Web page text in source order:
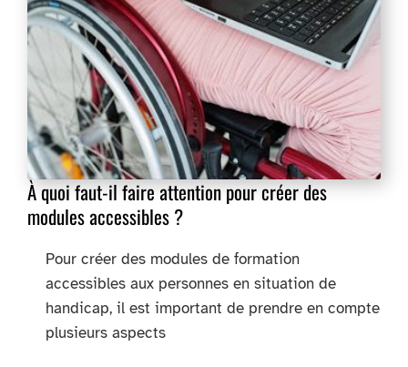
À quoi faut-il faire attention pour créer des
modules accessibles ?
Pour créer des modules de formation
accessibles aux personnes en situation de
handicap, il est important de prendre en compte
plusieurs aspects